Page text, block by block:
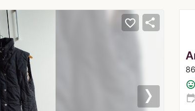
mood
edit_calendar
Next
favorite_border share